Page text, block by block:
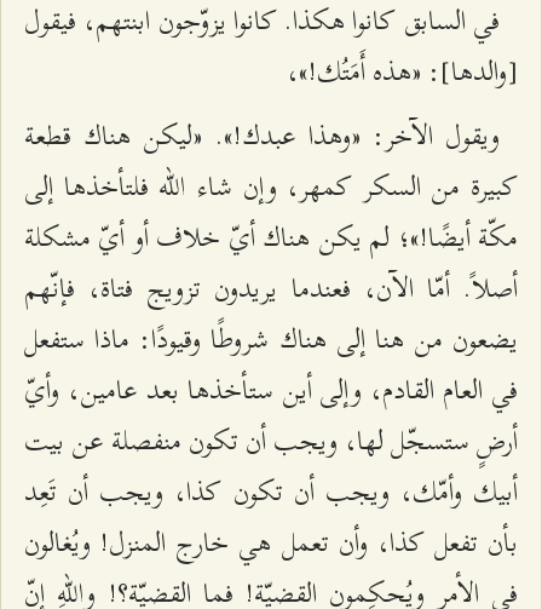
في السابق كانوا هكذا. كانوا يزوّجون ابنتهم، فيقول
[والدها]: «هذه أَمَتُك!»،
ويقول الآخر: «وهذا عبدك!». «ليكن هناك قطعة
كبيرة من السكر كمهر، وإن شاء الله فلتأخذها إلى
مكّة أيضًا!»؛ لم يكن هناك أيّ خلاف أو أيّ مشكلة
أصلاً. أمّا الآن، فعندما يريدون تزويج فتاة، فإنّهم
يضعون من هنا إلى هناك شروطًا وقيودًا: ماذا ستفعل
في العام القادم، وإلى أين ستأخذها بعد عامين، وأيّ
أرضٍ ستسجّل لها، ويجب أن تكون منفصلة عن بيت
أبيك وأمّك، ويجب أن تكون كذا، ويجب أن تَعِد
بأن تفعل كذا، وأن تعمل هي خارج المنزل! ويُغالون
في الأمر ويُحكِمون القضيّة! فما القضيّة؟! واللهِ إنّ